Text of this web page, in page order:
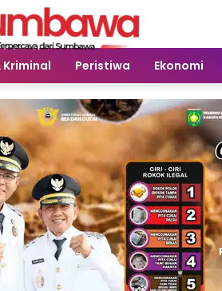
Kriminal Peristiwa Ekonomi